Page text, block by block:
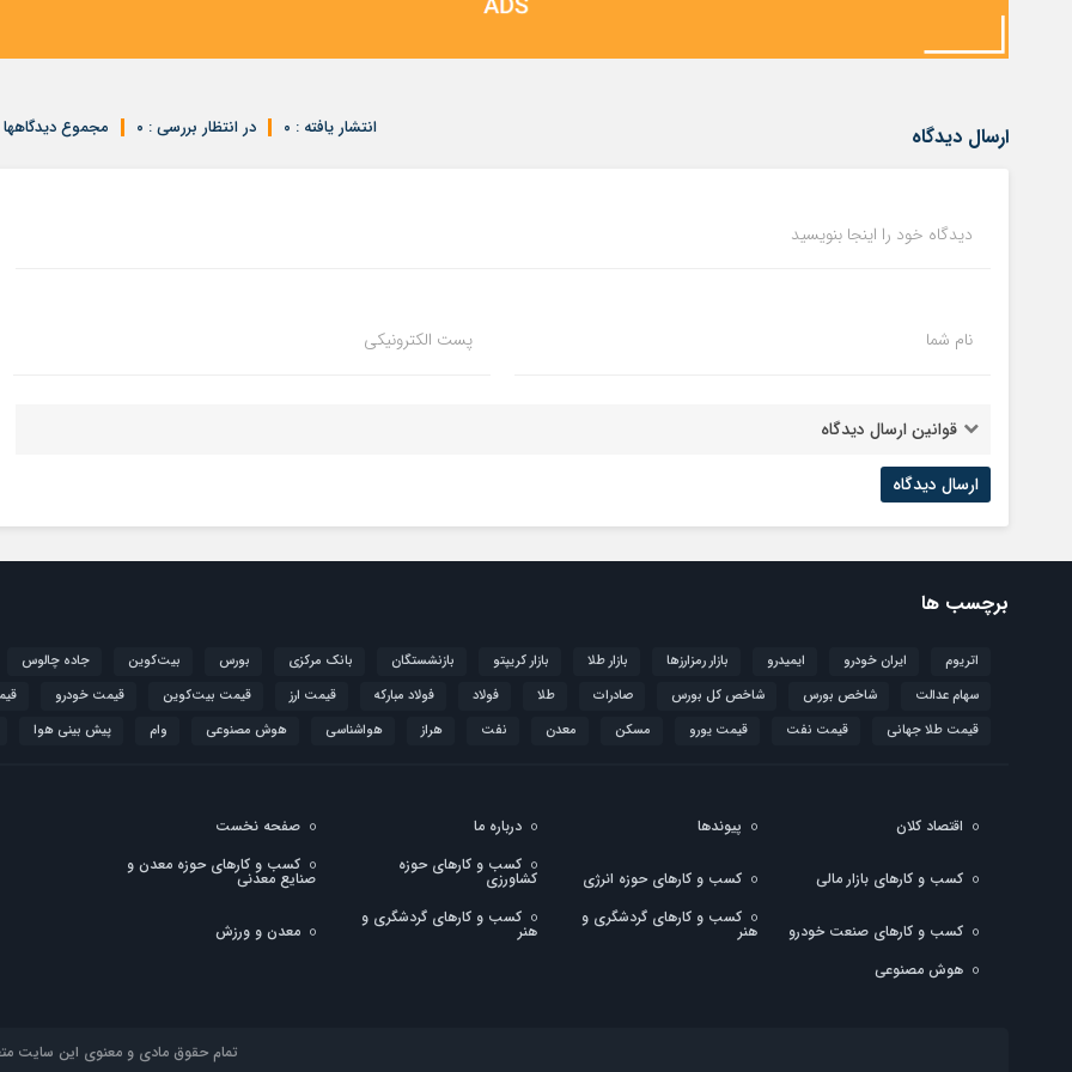
ارسال دیدگاه مجموع دیدگاهها در انتظار بررسی : ۰ انتشار یافته : ۰
دیدگاه خود را اینجا بنویسید
نام شما پست الکترونیکی
قوانین ارسال دیدگاه
برچسب ها
اتریوم ایران خودرو ایمیدرو بازار رمزارزها بازار طلا بازار کریپتو بازنشستگان بانک مرکزی بورس بیت‌کوین
جاده چالوس
سهام عدالت
شاخص بورس شاخص کل بورس صادرات طلا فولاد فولاد مبارکه قیمت ارز قیمت بیت‌کوین قیمت خودرو
قیمت طلا جهانی
قیمت نفت قیمت یورو مسکن معدن نفت هراز هواشناسی هوش مصنوعی وام پیش بینی هوا
اقتصاد کلان پیوندها درباره ما صفحه نخست
کسب و کارهای بازار مالی کسب و کارهای حوزه انرژی
کسب و کارهای حوزه
کشاورزی
کسب و کارهای حوزه معدن و
صنایع معدنی
کسب و کارهای صنعت خودرو
کسب و کارهای گردشگری و
هنر
کسب و کارهای گردشگری و
هنر
معدن و ورزش
هوش مصنوعی
تمام حقوق مادی و معنوی این سایت